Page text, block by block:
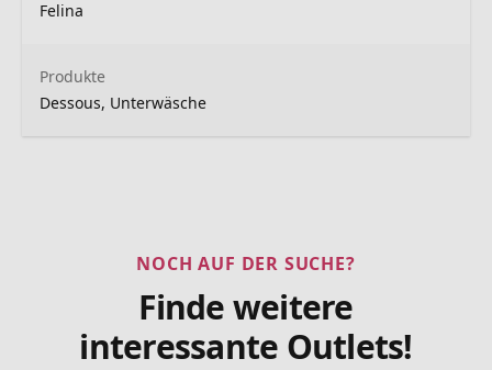
Felina
Produkte
Dessous, Unterwäsche
NOCH AUF DER SUCHE?
Finde weitere
interessante Outlets!